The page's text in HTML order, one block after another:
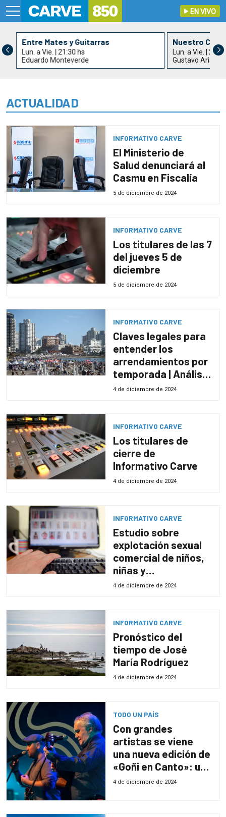
EN VIVO
Entre Mates y Guitarras
Lun. a Vie. | 21:30 hs
Eduardo Monteverde
Nuestro
Lun. a Vie. |
Gustavo Arias
ACTUALIDAD
INFORMATIVO CARVE
El Ministerio de
Salud denunciará al
Casmu en Fiscalía
5 de diciembre de 2024
INFORMATIVO CARVE
Los titulares de las 7
del jueves 5 de
diciembre
5 de diciembre de 2024
INFORMATIVO CARVE
Claves legales para
entender los
arrendamientos por
temporada | Análisis
del Estudio Posadas
4 de diciembre de 2024
INFORMATIVO CARVE
Los titulares de
cierre de
Informativo Carve
4 de diciembre de 2024
INFORMATIVO CARVE
Estudio sobre
explotación sexual
comercial de niños,
niñas y
adolescentes en
4 de diciembre de 2024
INFORMATIVO CARVE
Pronóstico del
tiempo de José
María Rodríguez
4 de diciembre de 2024
TODO UN PAÍS
Con grandes
artistas se viene
una nueva edición de
«Goñi en Canto»: un
festival benéfico
4 de diciembre de 2024